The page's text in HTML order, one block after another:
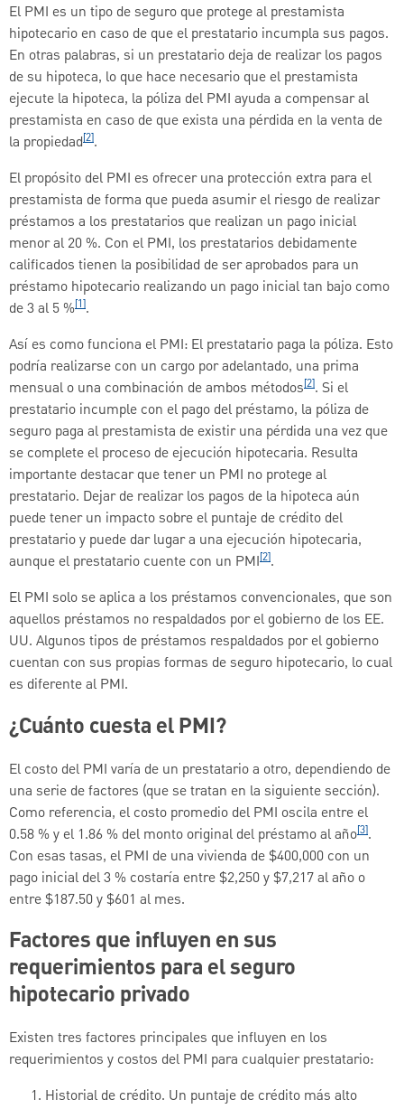
El PMI es un tipo de seguro que protege al prestamista
hipotecario en caso de que el prestatario incumpla sus pagos.
En otras palabras, si un prestatario deja de realizar los pagos
de su hipoteca, lo que hace necesario que el prestamista
ejecute la hipoteca, la póliza del PMI ayuda a compensar al
prestamista en caso de que exista una pérdida en la venta de
la propiedad[2].
El propósito del PMI es ofrecer una protección extra para el
prestamista de forma que pueda asumir el riesgo de realizar
préstamos a los prestatarios que realizan un pago inicial
menor al 20 %. Con el PMI, los prestatarios debidamente
calificados tienen la posibilidad de ser aprobados para un
préstamo hipotecario realizando un pago inicial tan bajo como
de 3 al 5 %[1].
Así es como funciona el PMI: El prestatario paga la póliza. Esto
podría realizarse con un cargo por adelantado, una prima
mensual o una combinación de ambos métodos[2]. Si el
prestatario incumple con el pago del préstamo, la póliza de
seguro paga al prestamista de existir una pérdida una vez que
se complete el proceso de ejecución hipotecaria. Resulta
importante destacar que tener un PMI no protege al
prestatario. Dejar de realizar los pagos de la hipoteca aún
puede tener un impacto sobre el puntaje de crédito del
prestatario y puede dar lugar a una ejecución hipotecaria,
aunque el prestatario cuente con un PMI[2].
El PMI solo se aplica a los préstamos convencionales, que son
aquellos préstamos no respaldados por el gobierno de los EE.
UU. Algunos tipos de préstamos respaldados por el gobierno
cuentan con sus propias formas de seguro hipotecario, lo cual
es diferente al PMI.
¿Cuánto cuesta el PMI?
El costo del PMI varía de un prestatario a otro, dependiendo de
una serie de factores (que se tratan en la siguiente sección).
Como referencia, el costo promedio del PMI oscila entre el
0.58 % y el 1.86 % del monto original del préstamo al año[3].
Con esas tasas, el PMI de una vivienda de $400,000 con un
pago inicial del 3 % costaría entre $2,250 y $7,217 al año o
entre $187.50 y $601 al mes.
Factores que influyen en sus
requerimientos para el seguro
hipotecario privado
Existen tres factores principales que influyen en los
requerimientos y costos del PMI para cualquier prestatario:
Historial de crédito. Un puntaje de crédito más alto